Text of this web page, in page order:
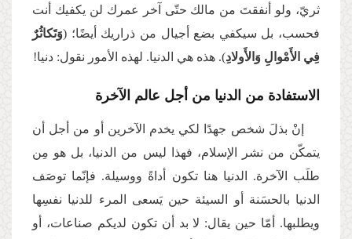
ثريّ، ولو أنفقتَ من مالك حتّى آخر عمرك لن يكفيك أنت
فحسب، بل سيكفي بضع أجيال من ذراريك أيضًا؛ (وَتَكاثُرٌ
فِي الأَمْوالِ وَالأَولادِ). هذه هي الدنيا. لهذه الأمور نقول: دنيا!
الاستفادة من الدنيا من أجل عالم الآخرة
إنْ بذلَ شخص جهدًا لكي يخدم الآخرين أو من أجل أن
يتمكّن من نشر الإسلام، فهذا ليس من الدنيا، بل هو مِن
طلَب الآخرة. الدنيا هنا تكون أداةً ووسيلة. فإنّما توصَف
الدنيا بالحسَنة أو السيئة حين يَسعى المرء للدنيا نفسِها
ويطلبها. أمّا حين يقال: لا بد أن تكون لديكم صناعات، أو